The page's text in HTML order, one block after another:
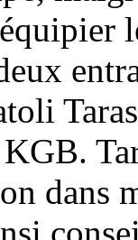
dans